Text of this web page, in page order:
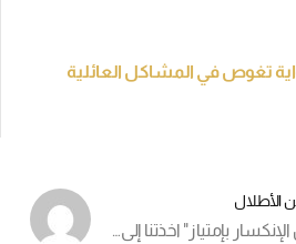
تغوص في المشاكل العائلية
الأطلال
بإمتياز" اخذتنا إلى…